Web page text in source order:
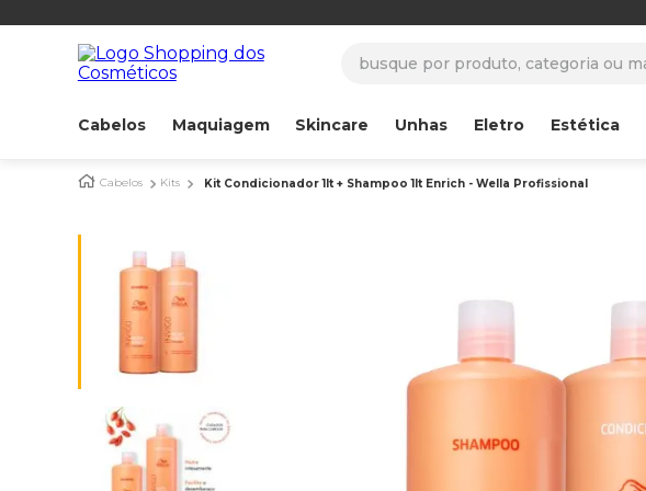
Cabelos Maquiagem Skincare Unhas Eletro Estética
Cabelos Kits Kit Condicionador 1lt + Shampoo 1lt Enrich - Wella Profissional